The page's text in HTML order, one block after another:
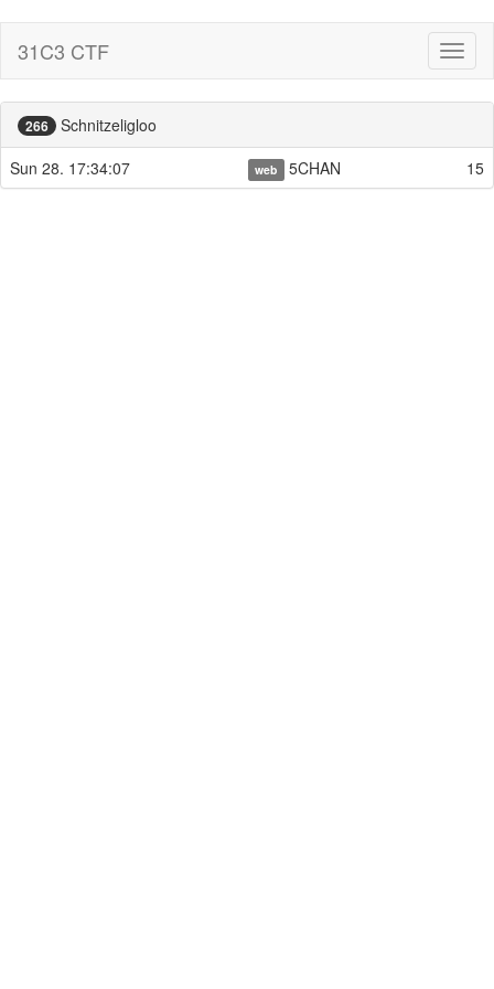
31C3 CTF
266
Schnitzeligloo
Sun 28. 17:34:07
web 5CHAN 15